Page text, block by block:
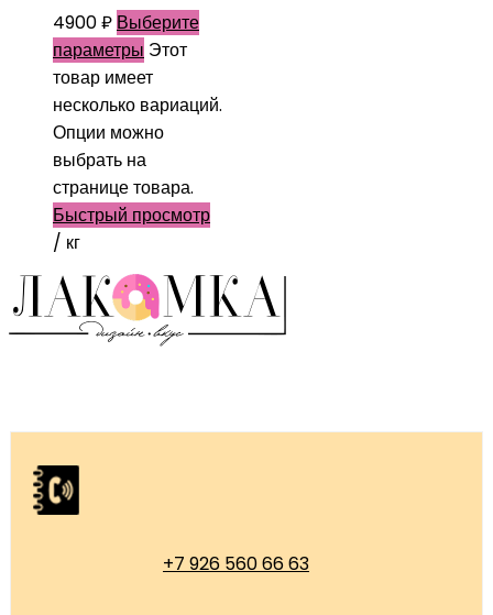
4900₽ Выберите
параметры Этот
товар имеет
несколько вариаций.
Опции можно
выбрать на
странице товара.
Быстрый просмотр
/ кг
+7 926 560 66 63